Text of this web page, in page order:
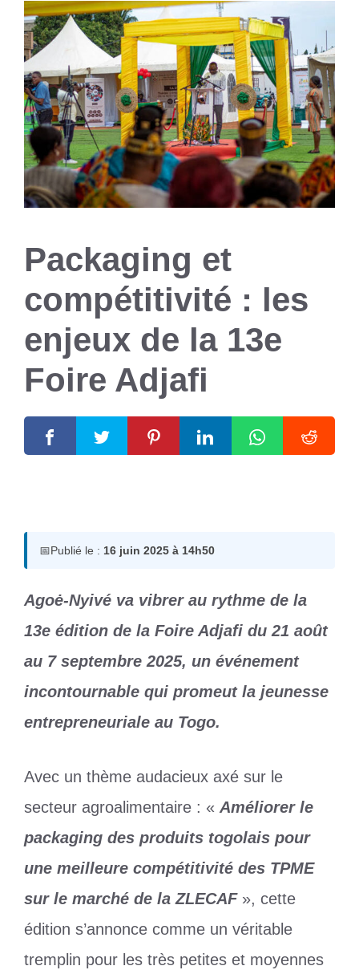
Packaging et
compétitivité : les
enjeux de la 13e
Foire Adjafi
📅Publié le : 16 juin 2025 à 14h50
Agoė-Nyivé va vibrer au rythme de la
13e édition de la Foire Adjafi du 21 août
au 7 septembre 2025, un événement
incontournable qui promeut la jeunesse
entrepreneuriale au Togo.
Avec un thème audacieux axé sur le
secteur agroalimentaire : « Améliorer le
packaging des produits togolais pour
une meilleure compétitivité des TPME
sur le marché de la ZLECAF», cette
édition s’annonce comme un véritable
tremplin pour les très petites et moyennes